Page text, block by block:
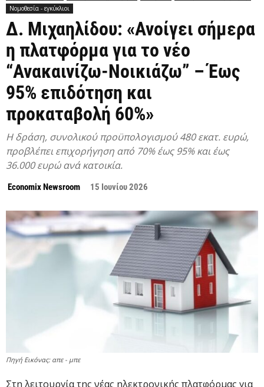
Νομοθεσία - εγκύκλιοι
Δ. Μιχαηλίδου: «Ανοίγει σήμερα
η πλατφόρμα για το νέο
“Ανακαινίζω-Νοικιάζω” – Έως
95% επιδότηση και
προκαταβολή 60%»
Η δράση, συνολικού προϋπολογισμού 480 εκατ. ευρώ,
προβλέπει επιχορήγηση από 70% έως 95% και έως
36.000 ευρώ ανά κατοικία.
Economix Newsroom 15 Ιουνίου 2026
Πηγή Εικόνας: απε - μπε
Στη λειτουργία της νέας ηλεκτρονικής πλατφόρμας για